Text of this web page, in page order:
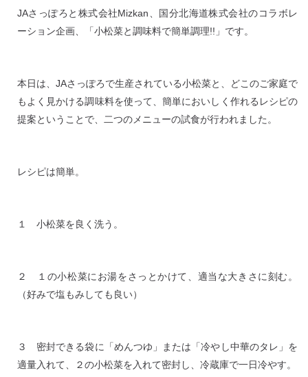
JAさっぽろと株式会社Mizkan、国分北海道株式会社のコラボレ
ーション企画、「小松菜と調味料で簡単調理!!」です。
本日は、JAさっぽろで生産されている小松菜と、どこのご家庭で
もよく見かける調味料を使って、簡単においしく作れるレシピの
提案ということで、二つのメニューの試食が行われました。
レシピは簡単。
１ 小松菜を良く洗う。
２ １の小松菜にお湯をさっとかけて、適当な大きさに刻む。
（好みで塩もみしても良い）
３ 密封できる袋に「めんつゆ」または「冷やし中華のタレ」を
適量入れて、２の小松菜を入れて密封し、冷蔵庫で一日冷やす。